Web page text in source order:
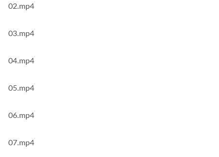
02.mp4
03.mp4
04.mp4
05.mp4
06.mp4
07.mp4